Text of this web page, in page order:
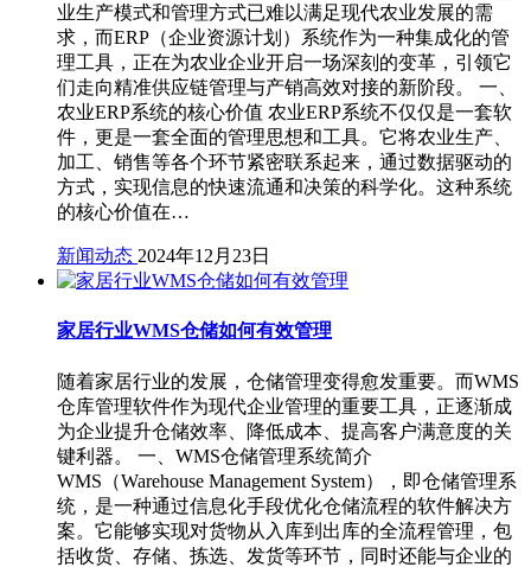
业生产模式和管理方式已难以满足现代农业发展的需
求，而ERP（企业资源计划）系统作为一种集成化的管
理工具，正在为农业企业开启一场深刻的变革，引领它
们走向精准供应链管理与产销高效对接的新阶段。 一、
农业ERP系统的核心价值 农业ERP系统不仅仅是一套软
件，更是一套全面的管理思想和工具。它将农业生产、
加工、销售等各个环节紧密联系起来，通过数据驱动的
方式，实现信息的快速流通和决策的科学化。这种系统
的核心价值在…
新闻动态 2024年12月23日
家居行业WMS仓储如何有效管理
随着家居行业的发展，仓储管理变得愈发重要。而WMS
仓库管理软件作为现代企业管理的重要工具，正逐渐成
为企业提升仓储效率、降低成本、提高客户满意度的关
键利器。 一、WMS仓储管理系统简介
WMS（Warehouse Management System），即仓储管理系
统，是一种通过信息化手段优化仓储流程的软件解决方
案。它能够实现对货物从入库到出库的全流程管理，包
括收货、存储、拣选、发货等环节，同时还能与企业的